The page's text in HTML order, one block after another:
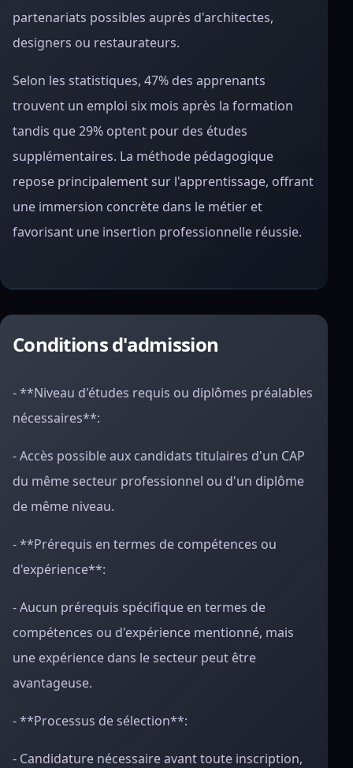
partenariats possibles auprès d'architectes,
designers ou restaurateurs.
Selon les statistiques, 47% des apprenants
trouvent un emploi six mois après la formation
tandis que 29% optent pour des études
supplémentaires. La méthode pédagogique
repose principalement sur l'apprentissage, offrant
une immersion concrète dans le métier et
favorisant une insertion professionnelle réussie.
Conditions d'admission
- **Niveau d'études requis ou diplômes préalables
nécessaires**:
- Accès possible aux candidats titulaires d'un CAP
du même secteur professionnel ou d'un diplôme
de même niveau.
- **Prérequis en termes de compétences ou
d'expérience**:
- Aucun prérequis spécifique en termes de
compétences ou d'expérience mentionné, mais
une expérience dans le secteur peut être
avantageuse.
- **Processus de sélection**:
- Candidature nécessaire avant toute inscription,